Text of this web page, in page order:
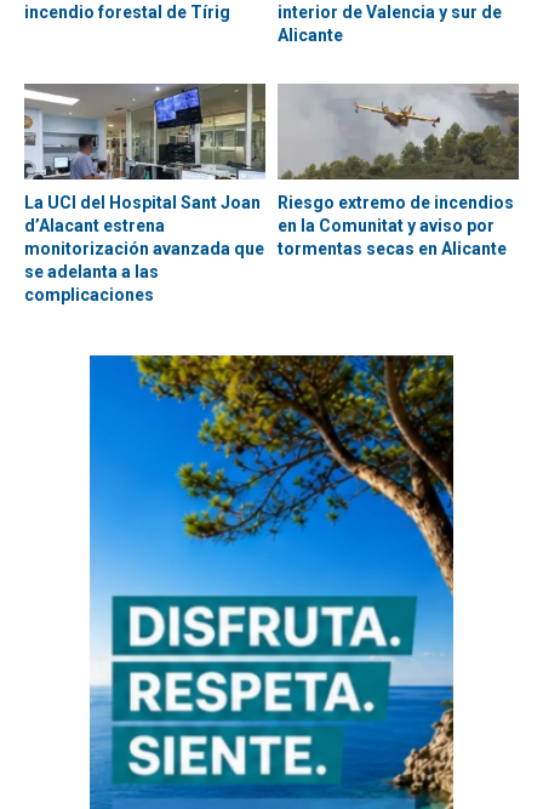
incendio forestal de Tírig
interior de Valencia y sur de
Alicante
La UCI del Hospital Sant Joan
d’Alacant estrena
monitorización avanzada que
se adelanta a las
complicaciones
Riesgo extremo de incendios
en la Comunitat y aviso por
tormentas secas en Alicante